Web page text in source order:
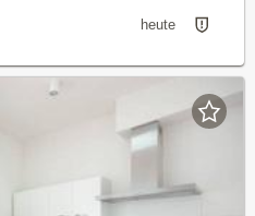
heute